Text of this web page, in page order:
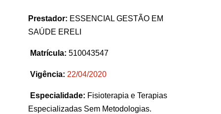
Prestador: ESSENCIAL GESTÃO EM
SAÚDE ERELI
Matrícula: 510043547
Vigência: 22/04/2020
Especialidade: Fisioterapia e Terapias
Especializadas Sem Metodologias.